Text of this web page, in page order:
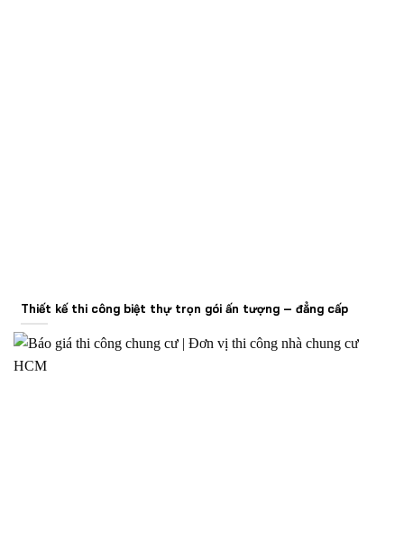
Thiết kế thi công biệt thự trọn gói ấn tượng – đẳng cấp